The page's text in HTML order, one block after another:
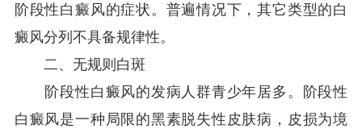
阶段性白癜风的症状。普遍情况下，其它类型的白
癜风分列不具备规律性。
二、无规则白斑
阶段性白癜风的发病人群青少年居多。阶段性
白癜风是一种局限的黑素脱失性皮肤病，皮损为境